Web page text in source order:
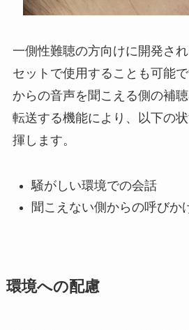
一側性難聴の方向けに開発さ
セットで使用することも可能
からの音声を聞こえる側の補
転送する機能により、以下の
揮します。
騒がしい環境での会話
聞こえない側からの呼びか
環境への配慮